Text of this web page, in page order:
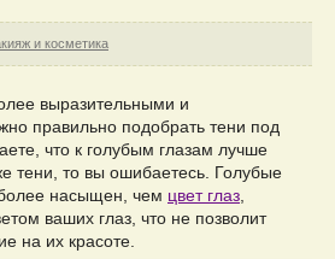
и косметика
выразительными и
правильно подобрать тени под
что к голубым глазам лучше
тени, то вы ошибаетесь. Голубые
насыщен, чем цвет глаз
ваших глаз, что не позволит
на их красоте.